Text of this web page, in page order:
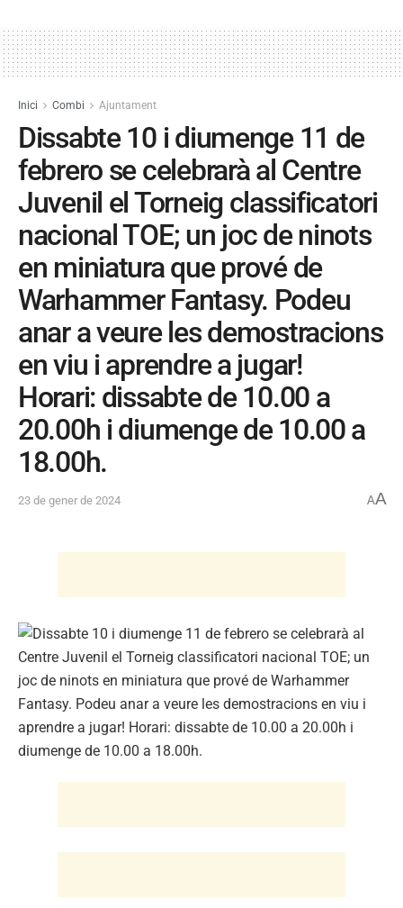
Inici Combi Ajuntament
Dissabte 10 i diumenge 11 de
febrero se celebrarà al Centre
Juvenil el Torneig classificatori
nacional TOE; un joc de ninots
en miniatura que prové de
Warhammer Fantasy. Podeu
anar a veure les demostracions
en viu i aprendre a jugar!
Horari: dissabte de 10.00 a
20.00h i diumenge de 10.00 a
18.00h.
23 de gener de 2024 AA